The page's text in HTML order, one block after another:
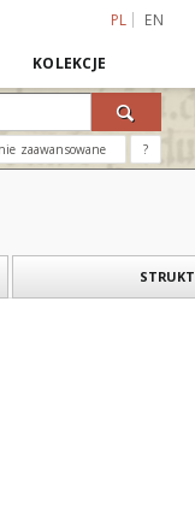
PL EN
KOLEKCJE
zaawansowane ?